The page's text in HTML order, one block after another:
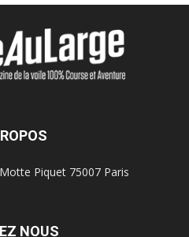
Piquet 75007 Paris
NOUS